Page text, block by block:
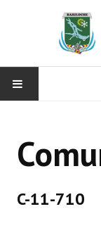
CONCEJO
C-11-710